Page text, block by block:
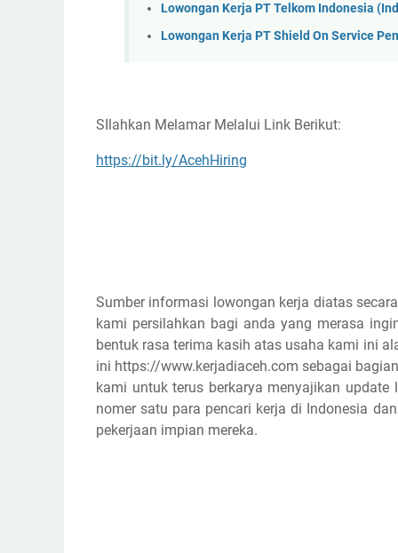
Lowongan Kerja PT Telkom Indonesia
Lowongan Kerja PT Shield On Service
SIlahkan Melamar Melalui Link Berikut:
https://bit.ly/AcehHiring
Sumber informasi lowongan kerja diatas
kami persilahkan bagi anda yang merasa
bentuk rasa terima kasih atas usaha kami ini
ini https://www.kerjadiaceh.com sebagai
kami untuk terus berkarya menyajikan
nomer satu para pencari kerja di Indonesia
pekerjaan impian mereka.